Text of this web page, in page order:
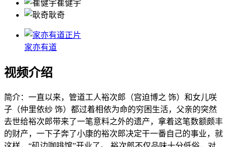
崔健宇
耿奇
正片
家亦有道
视频介绍
简介： 一直以来，管道工人裕次郎（宫迫博之 饰）和女儿咲
子（仲里依纱 饰）都过着相依为命的穷困生活，父亲的突然
去世给裕次郎带来了一笔意料之外的遗产，拿着这笔数额颇丰
的财产，一下子奔了小康的裕次郎决定干一番自己的事业，就